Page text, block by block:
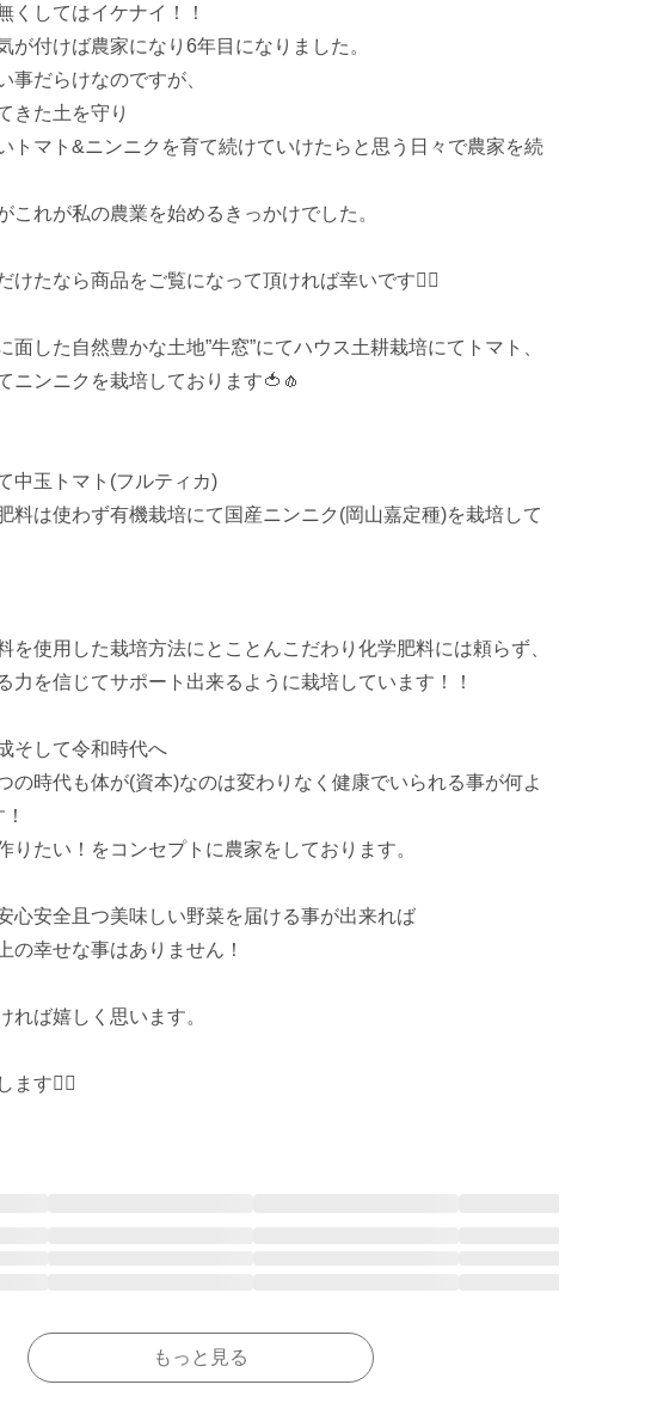
くしてはイケナイ！！
が付けば農家になり6年目になりました。
事だらけなのですが、
きた土を守り
トマト&ニンニクを育て続けていけたらと思う日々で農家を続
これが私の農業を始めるきっかけでした。
けたなら商品をご覧になって頂ければ幸いです🙇‍♂️
面した自然豊かな土地”牛窓”にてハウス土耕栽培にてトマト、
ニンニクを栽培しております🍅🧄
中玉トマト(フルティカ)
料は使わず有機栽培にて国産ニンニク(岡山嘉定種)を栽培して
を使用した栽培方法にとことんこだわり化学肥料には頼らず、
力を信じてサポート出来るように栽培しています！！
そして令和時代へ
の時代も体が(資本)なのは変わりなく健康でいられる事が何よ
りたい！をコンセプトに農家をしております。
心安全且つ美味しい野菜を届ける事が出来れば
の幸せな事はありません！
れば嬉しく思います。
ます🙇‍♂️
もっと見る